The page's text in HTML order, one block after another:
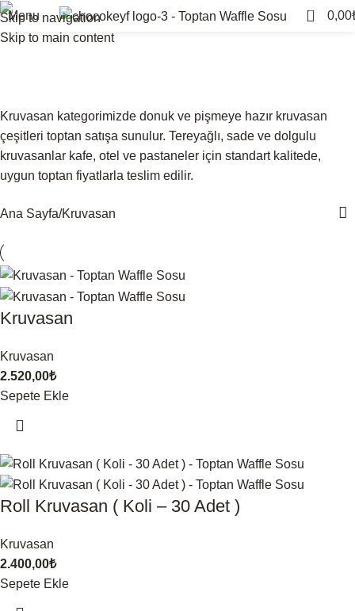
Skip to navigation
Skip to main content
Menu 0 0,00
Kruvasan kategorimizde donuk ve pişmeye hazır kruvasan
çeşitleri toptan satışa sunulur. Tereyağlı, sade ve dolgulu
kruvasanlar kafe, otel ve pastaneler için standart kalitede,
uygun toptan fiyatlarla teslim edilir.
Ana Sayfa Kruvasan
Kruvasan
Kruvasan
2.520,00₺
Sepete Ekle
Roll Kruvasan ( Koli – 30 Adet )
Kruvasan
2.400,00₺
Sepete Ekle